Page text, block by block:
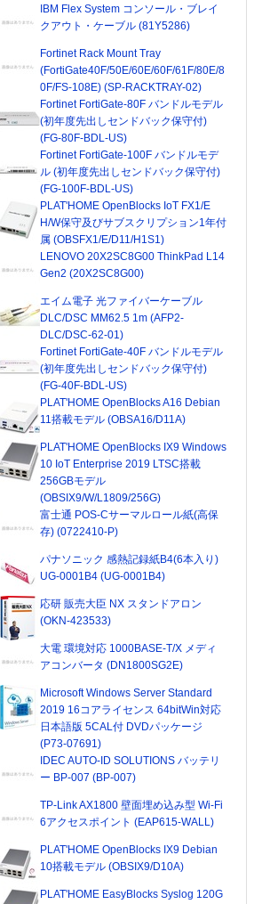
IBM Flex System コンソール・ブレイ
クアウト・ケーブル (81Y5286)
Fortinet Rack Mount Tray
(FortiGate40F/50E/60E/60F/61F/80E/8
0F/FS-108E) (SP-RACKTRAY-02)
Fortinet FortiGate-80F バンドルモデル
(初年度先出しセンドバック保守付)
(FG-80F-BDL-US)
Fortinet FortiGate-100F バンドルモデ
ル (初年度先出しセンドバック保守付)
(FG-100F-BDL-US)
PLAT'HOME OpenBlocks IoT FX1/E
H/W保守及びサブスクリプション1年付
属 (OBSFX1/E/D11/H1S1)
LENOVO 20X2SC8G00 ThinkPad L14
Gen2 (20X2SC8G00)
エイム電子 光ファイバーケーブル
DLC/DSC MM62.5 1m (AFP2-
DLC/DSC-62-01)
Fortinet FortiGate-40F バンドルモデル
(初年度先出しセンドバック保守付)
(FG-40F-BDL-US)
PLAT'HOME OpenBlocks A16 Debian
11搭載モデル (OBSA16/D11A)
PLAT'HOME OpenBlocks IX9 Windows
10 IoT Enterprise 2019 LTSC搭載
256GBモデル
(OBSIX9/W/L1809/256G)
富士通 POS-Cサーマルロール紙(高保
存) (0722410-P)
パナソニック 感熱記録紙B4(6本入り)
UG-0001B4 (UG-0001B4)
応研 販売大臣 NX スタンドアロン
(OKN-423533)
大電 環境対応 1000BASE-T/X メディ
アコンバータ (DN1800SG2E)
Microsoft Windows Server Standard
2019 16コアライセンス 64bitWin対応
日本語版 5CAL付 DVDパッケージ
(P73-07691)
IDEC AUTO-ID SOLUTIONS バッテリ
ー BP-007 (BP-007)
TP-Link AX1800 壁面埋め込み型 Wi-Fi
6アクセスポイント (EAP615-WALL)
PLAT'HOME OpenBlocks IX9 Debian
10搭載モデル (OBSIX9/D10A)
PLAT'HOME EasyBlocks Syslog 120G